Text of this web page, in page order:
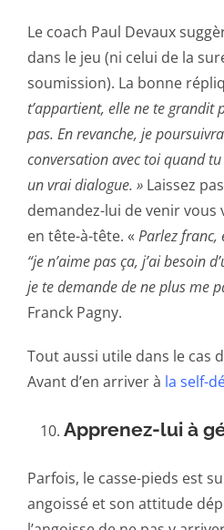
Le coach Paul Devaux
dans le jeu (ni celui de la
soumission). La bonne
t’appartient, elle ne te grandit
pas. En revanche, je
conversation avec toi quand
un vrai dialogue. » Laissez
demandez-lui de venir
en tête-à-tête. « Parlez franc,
“je n’aime pas ça, j’ai besoin
je te demande de ne plus me
Franck Pagny.
Tout aussi utile dans le cas
Avant d’en arriver à la self-
Apprenez-lui à
Parfois, le casse-pieds est
angoissé et son attitude